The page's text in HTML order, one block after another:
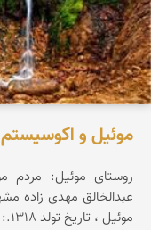
موئیل و
روستای موئیل: مردم
عبدالخالق مهدی زاده
موئیل ، تاریخ تولد 1318.: (( مرد...